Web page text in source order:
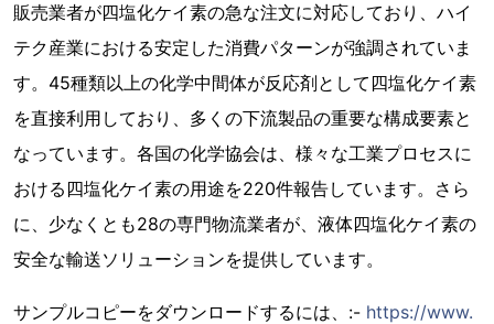
販売業者が四塩化ケイ素の急な注文に対応しており、ハイ
テク産業における安定した消費パターンが強調されていま
す。45種類以上の化学中間体が反応剤として四塩化ケイ素
を直接利用しており、多くの下流製品の重要な構成要素と
なっています。各国の化学協会は、様々な工業プロセスに
おける四塩化ケイ素の用途を220件報告しています。さら
に、少なくとも28の専門物流業者が、液体四塩化ケイ素の
安全な輸送ソリューションを提供しています。
サンプルコピーをダウンロードするには、:- https://www.